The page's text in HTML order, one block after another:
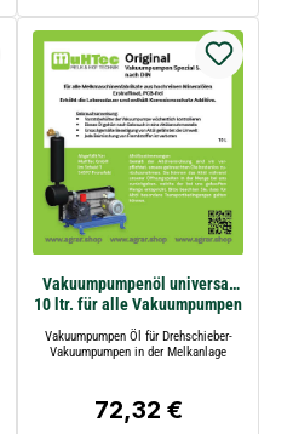
Vakuumpumpenöl universal
10 ltr. für alle Vakuumpumpen
Vakuumpumpen Öl für Drehschieber-
Vakuumpumpen in der Melkanlage
Regulärer Preis:
72,32 €